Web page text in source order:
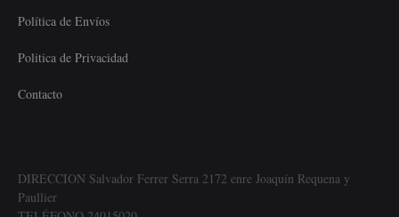
Política de Envíos
Politica de Privacidad
Contacto
DIRECCION Salvador Ferrer Serra 2172 enre Joaquín Requena y
Paullier